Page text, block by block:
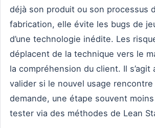
déjà son produit ou son processus
fabrication, elle évite les bugs de
d’une technologie inédite. Les
déplacent de la technique vers le
la compréhension du client. Il s’agit
valider si le nouvel usage
demande, une étape souvent
tester via des méthodes de Lean